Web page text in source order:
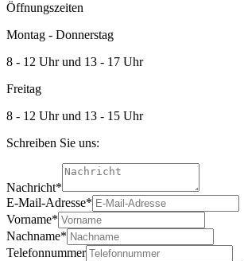
Öffnungszeiten
Montag - Donnerstag
8 - 12 Uhr und 13 - 17 Uhr
Freitag
8 - 12 Uhr und 13 - 15 Uhr
Schreiben Sie uns:
Nachricht*
E-Mail-Adresse*
Vorname*
Nachname*
Telefonnummer